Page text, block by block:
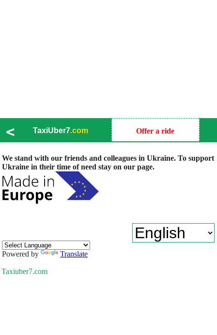
< TaxiUber7.com Offer a ride
We stand with our friends and colleagues in Ukraine. To support
Ukraine in their time of need stay on our page.
Powered by Translate
Taxiuber7.com